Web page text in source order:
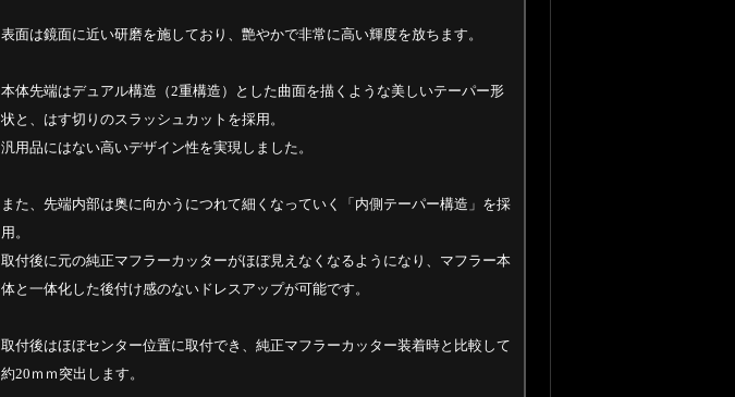
表面は鏡面に近い研磨を施しており、艶やかで非常に高い輝度を放ちます。
本体先端はデュアル構造（2重構造）とした曲面を描くような美しいテーパー形
状と、はす切りのスラッシュカットを採用。
汎用品にはない高いデザイン性を実現しました。
また、先端内部は奥に向かうにつれて細くなっていく「内側テーパー構造」を採
用。
取付後に元の純正マフラーカッターがほぼ見えなくなるようになり、マフラー本
体と一体化した後付け感のないドレスアップが可能です。
取付後はほぼセンター位置に取付でき、純正マフラーカッター装着時と比較して
約20ｍｍ突出します。